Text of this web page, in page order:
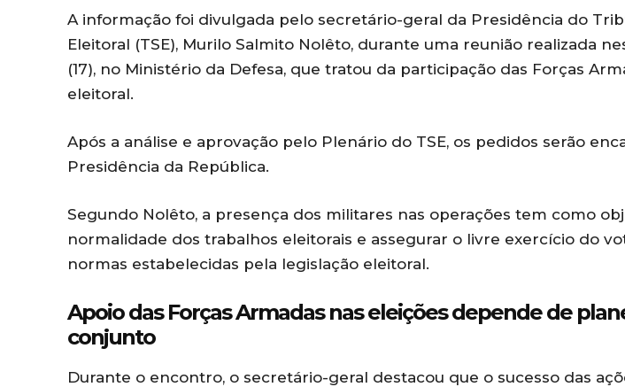
A informação foi divulgada pelo secretário-geral da Presidência do
Eleitoral (TSE), Murilo Salmito Nolêto, durante uma reunião realizada
(17), no Ministério da Defesa, que tratou da participação das Forças
eleitoral.
Após a análise e aprovação pelo Plenário do TSE, os pedidos serão
Presidência da República.
Segundo Nolêto, a presença dos militares nas operações tem como
normalidade dos trabalhos eleitorais e assegurar o livre exercício do
normas estabelecidas pela legislação eleitoral.
Apoio das Forças Armadas nas eleições depende de
conjunto
Durante o encontro, o secretário-geral destacou que o sucesso das